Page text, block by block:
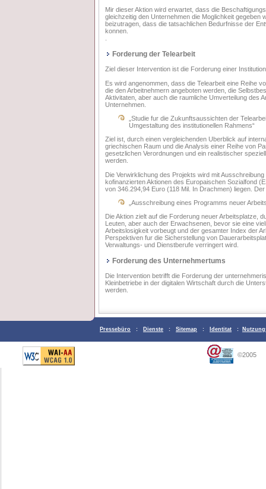
Mir dieser Aktion wird erwartet, dass die
gleichzeitig den Unternehmen die Moglichkeit
beizutragen, dass die tatsachlichen Bedurfnisse der
konnen.
Forderung der Telearbeit
Ziel dieser Intervention ist die Forderung einer
Es wird angenommen, dass die Telearbeit eine Reihe
die den Arbeitnehmern angeboten werden, die
Aktivitaten, aber auch die raumliche Umverteilung des
Unternehmen.
„Studie fur die Zukunftsaussichten der
Umgestaltung des institutionellen Rahmens“
Ziel ist, durch einen vergleichenden Uberblick auf
griechischen Raum und die Analysis einer Reihe von
gesetzlichen Verordnungen und ein realistischer
werden.
Die Verwirklichung des Projekts wird mit
kofinanzierten Aktionen des Europaischen Sozialfond
von 346.294,94 Euro (118 Mil. In Drachmen) liegen.
„Ausschreibung eines Programms neuer
Die Aktion zielt auf die Forderung neuer Arbeitsplatze,
Leuten, aber auch der Erwachsenen, bevor sie eine
Arbeitslosigkeit vorbeugt und der gesamter Index der
Perspektiven fur die Sicherstellung von
Verwaltungs- und Dienstberufe verringert wird.
Forderung des Unternehmertums
Die Intervention betrifft die Forderung der
Kleinbetriebe in der digitalen Wirtschaft durch die
werden.
Pressebüro : Dienste : Sitemap : Identitat :
©2005